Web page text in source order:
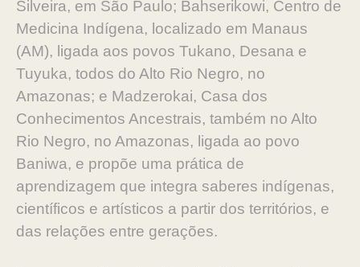
Silveira, em São Paulo; Bahserikowi, Centro de
Medicina Indígena, localizado em Manaus
(AM), ligada aos povos Tukano, Desana e
Tuyuka, todos do Alto Rio Negro, no
Amazonas; e Madzerokai, Casa dos
Conhecimentos Ancestrais, também no Alto
Rio Negro, no Amazonas, ligada ao povo
Baniwa, e propõe uma prática de
aprendizagem que integra saberes indígenas,
científicos e artísticos a partir dos territórios, e
das relações entre gerações.